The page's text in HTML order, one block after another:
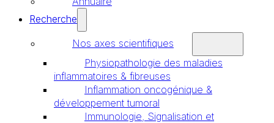
Recherche
Nos axes scientifiques
Physiopathologie des maladies
inflammatoires & fibreuses
Inflammation oncogénique &
développement tumoral
Immunologie, Signalisation et